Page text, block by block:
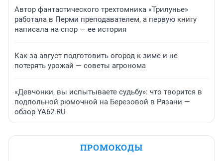
Автор фантастического трехтомника «Трилунье»
работала в Перми преподавателем, а первую книгу
написала на спор — ее история
Как за август подготовить огород к зиме и не
потерять урожай — советы агронома
«Девчонки, вы испытываете судьбу»: что творится в
подпольной рюмочной на Березовой в Рязани —
обзор YA62.RU
ПРОМОКОДЫ